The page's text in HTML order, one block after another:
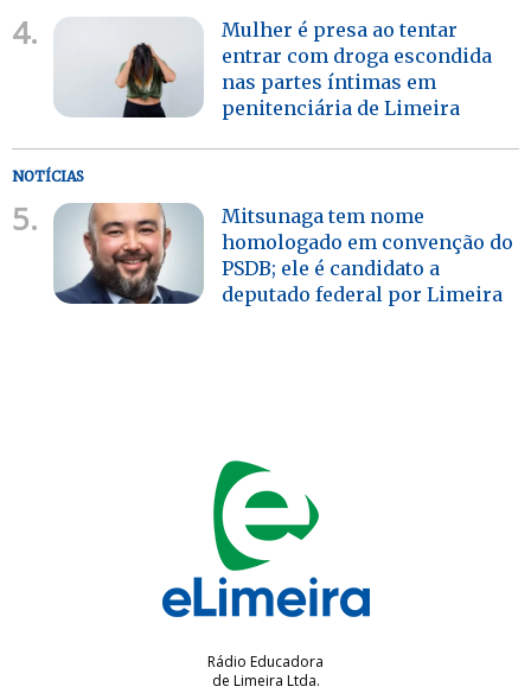
4.
Mulher é presa ao tentar
entrar com droga escondida
nas partes íntimas em
penitenciária de Limeira
NOTÍCIAS
5.
Mitsunaga tem nome
homologado em convenção do
PSDB; ele é candidato a
deputado federal por Limeira
Rádio Educadora
de Limeira Ltda.